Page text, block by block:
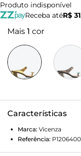
Produto indisponível
Receba atéR$
Mais 1 cor
Características
Marca: Vicenza
Referência: